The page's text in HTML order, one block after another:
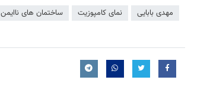
مهدی بابایی نمای کامپوزیت ساختمان های ناایمن